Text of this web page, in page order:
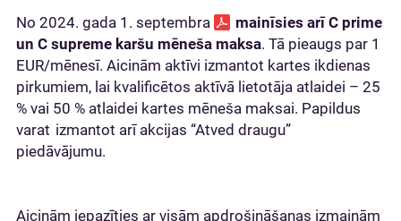
No 2024. gada 1. septembra
mainīsies arī C prime
un C supreme karšu mēneša maksa. Tā pieaugs par 1
EUR/mēnesī. Aicinām aktīvi izmantot kartes ikdienas
pirkumiem, lai kvalificētos aktīvā lietotāja atlaidei – 25
% vai 50 % atlaidei kartes mēneša maksai. Papildus
varat izmantot arī akcijas “Atved draugu”
piedāvājumu.
Aicinām iepazīties ar visām apdrošināšanas izmaiņām